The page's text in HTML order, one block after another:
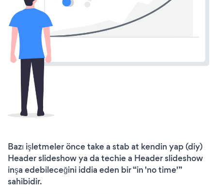
Bazı işletmeler önce take a stab at kendin yap (diy)
Header slideshow ya da techie a Header slideshow
inşa edebileceğini iddia eden bir “in 'no time'”
sahibidir.